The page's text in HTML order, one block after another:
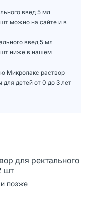
введ 5 мл
можно на сайте и в
введ 5 мл
шт ниже в нашем
Микролакс раствор
детей от 0 до 3 лет
для ректального
шт
позже